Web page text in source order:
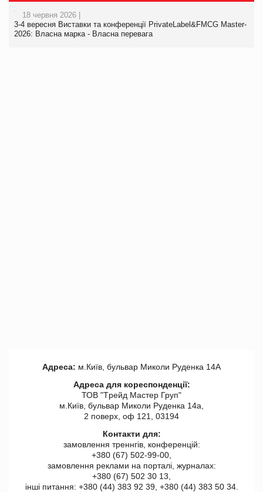
18 червня 2026 |
3-4 вересня Виставки та конференції PrivateLabel&FMCG Master-
2026: Власна марка - Власна перевага
Адреса: м.Київ, бульвар Миколи Руденка 14А
Адреса для кореспонденції:
ТОВ "Tрейд Мастер Груп"
м.Київ, бульвар Миколи Руденка 14а,
2 поверх, оф 121, 03194
Контакти для:
замовлення треннгів, конференцій:
+380 (67) 502-99-00,
замовлення реклами на порталі, журналах:
+380 (67) 502 30 13,
інші питання: +380 (44) 383 92 39, +380 (44) 383 50 34.